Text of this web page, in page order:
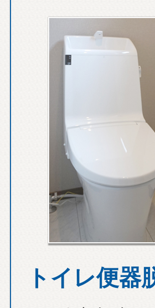
トイレ便器